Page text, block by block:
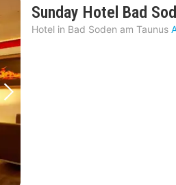
Nächstes Bild
Sunday Hotel Bad
Hotel in Bad Soden am Taunus